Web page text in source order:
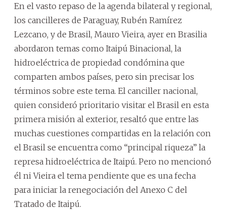
En el vasto repaso de la agenda bilateral y regional,
los cancilleres de Paraguay, Rubén Ramírez
Lezcano, y de Brasil, Mauro Vieira, ayer en Brasilia
abordaron temas como Itaipú Binacional, la
hidroeléctrica de propiedad condómina que
comparten ambos países, pero sin precisar los
términos sobre este tema. El canciller nacional,
quien consideró prioritario visitar el Brasil en esta
primera misión al exterior, resaltó que entre las
muchas cuestiones compartidas en la relación con
el Brasil se encuentra como “principal riqueza” la
represa hidroeléctrica de Itaipú. Pero no mencionó
él ni Vieira el tema pendiente que es una fecha
para iniciar la renegociación del Anexo C del
Tratado de Itaipú.